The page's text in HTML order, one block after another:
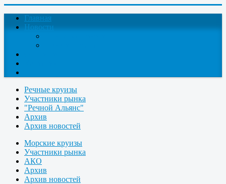
Главная
Новости
Речные круизы
Участники рынка
"Речной Альянс"
Архив
Архив новостей
Морские круизы
Участники рынка
АКО
Архив
Архив новостей